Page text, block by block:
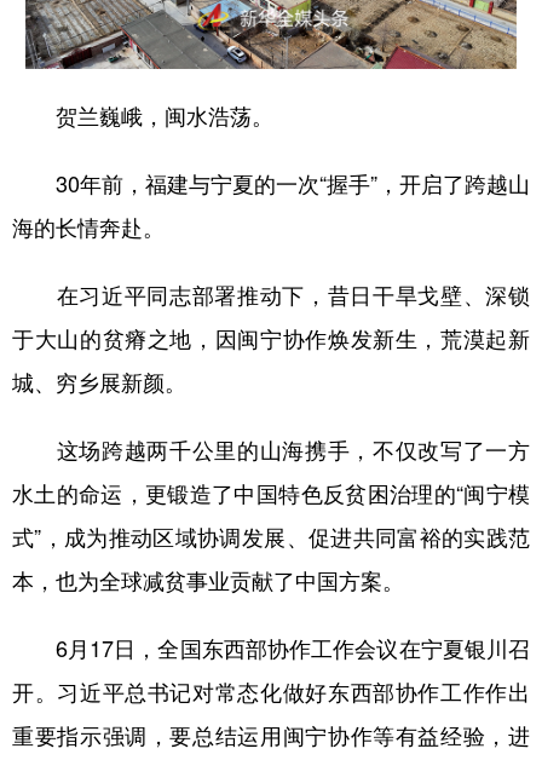
广东 广西 海南 重庆
陕西 甘肃
新疆 内蒙古 黑龙江
多语种频道
English Español Français عربى
Русский язык
贺兰巍峨，闽水浩荡。
30年前，福建与宁夏的一次“握手”，开启了跨越山
海的长情奔赴。
在习近平同志部署推动下，昔日干旱戈壁、深锁
于大山的贫瘠之地，因闽宁协作焕发新生，荒漠起新
城、穷乡展新颜。
这场跨越两千公里的山海携手，不仅改写了一方
水土的命运，更锻造了中国特色反贫困治理的“闽宁模
式”，成为推动区域协调发展、促进共同富裕的实践范
本，也为全球减贫事业贡献了中国方案。
6月17日，全国东西部协作工作会议在宁夏银川召
开。习近平总书记对常态化做好东西部协作工作作出
重要指示强调，要总结运用闽宁协作等有益经验，进